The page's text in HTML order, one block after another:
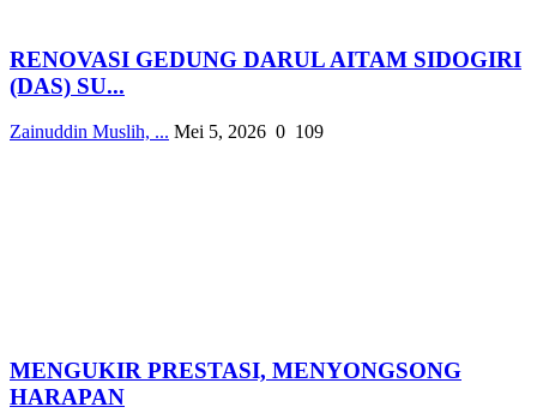
RENOVASI GEDUNG DARUL AITAM SIDOGIRI
(DAS) SU...
Zainuddin Muslih, ... Mei 5, 2026 0 109
MENGUKIR PRESTASI, MENYONGSONG
HARAPAN